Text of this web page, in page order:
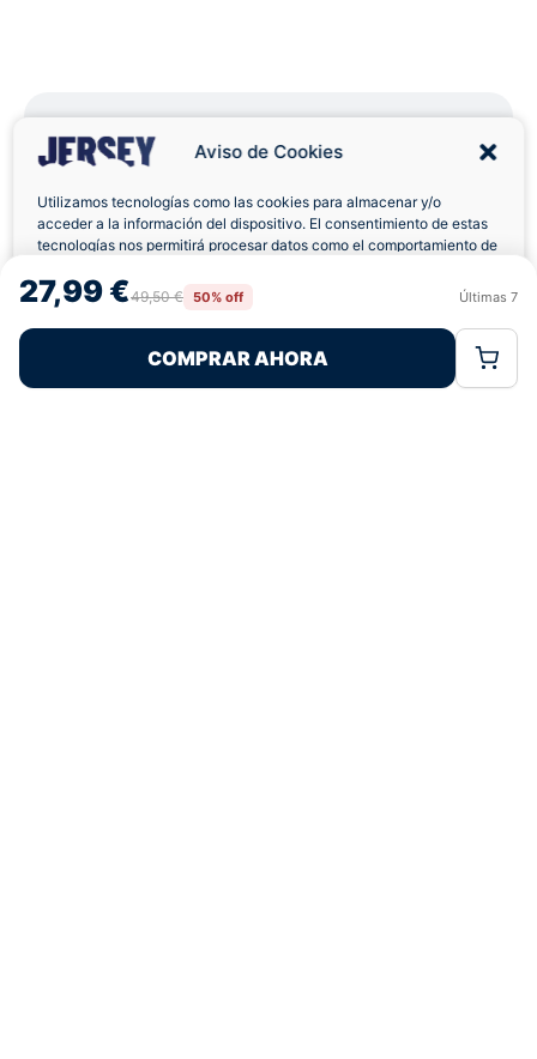
Aviso de Cookies
Utilizamos tecnologías como las cookies para almacenar y/o
acceder a la información del dispositivo. El consentimiento de estas
tecnologías nos permitirá procesar datos como el comportamiento de
retirar el consentimiento, puede afectar negativamente a ciertas
características y funciones.
Rechazar
Política de CookiesPolítica de Privacidad
27,99 €49,50 € 50% off Últimas 7
COMPRAR AHORA
Envíos a Domicilio Devolución 7 Días
Pagos 100% Seguros Ofertas Sin Límites